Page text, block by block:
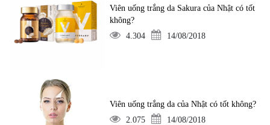
Viên uống trắng da Sakura của Nhật có tốt
không?
4.304
14/08/2018
Viên uống trắng da của Nhật có tốt không?
2.075
14/08/2018